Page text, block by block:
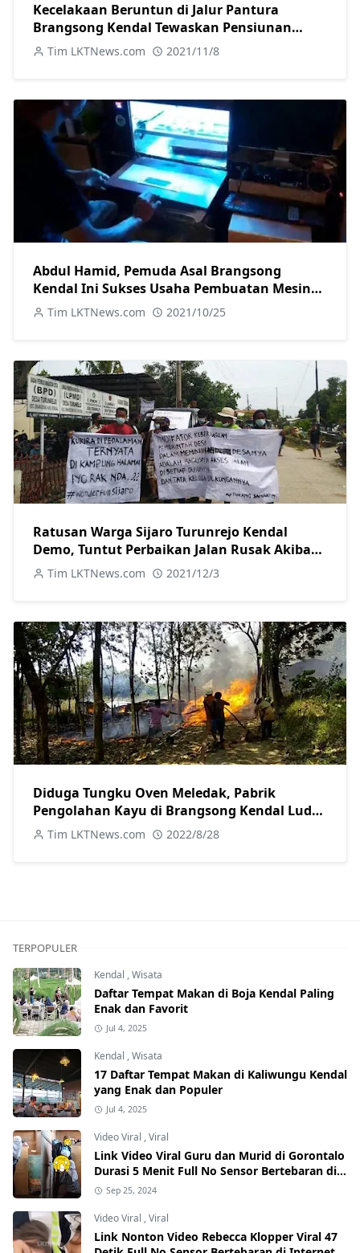
Kecelakaan Beruntun di Jalur Pantura
Brangsong Kendal Tewaskan Pensiunan
Polisi, Begini Kronologinya
Tim LKTNews.com 2021/11/8
Abdul Hamid, Pemuda Asal Brangsong
Kendal Ini Sukses Usaha Pembuatan Mesin
Penetas Telur Otomatis
Tim LKTNews.com 2021/10/25
Ratusan Warga Sijaro Turunrejo Kendal
Demo, Tuntut Perbaikan Jalan Rusak Akibat
Proyek Bendung Karet
Tim LKTNews.com 2021/12/3
Diduga Tungku Oven Meledak, Pabrik
Pengolahan Kayu di Brangsong Kendal Ludes
Terbakar
Tim LKTNews.com 2022/8/28
TERPOPULER
Kendal ,Wisata
Daftar Tempat Makan di Boja Kendal Paling
Enak dan Favorit
Jul 4, 2025
Kendal ,Wisata
17 Daftar Tempat Makan di Kaliwungu Kendal
yang Enak dan Populer
Jul 4, 2025
Video Viral ,Viral
Link Video Viral Guru dan Murid di Gorontalo
Durasi 5 Menit Full No Sensor Bertebaran di
Internet, Hati-Hati Phising!
Sep 25, 2024
Video Viral ,Viral
Link Nonton Video Rebecca Klopper Viral 47